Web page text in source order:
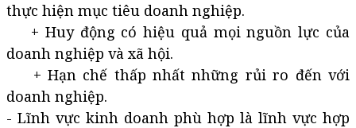
thực hiện mục tiêu doanh nghiệp.
+ Huy động có hiệu quả mọi nguồn lực của
doanh nghiệp và xã hội.
+ Hạn chế thấp nhất những rủi ro đến với
doanh nghiệp.
- Lĩnh vực kinh doanh phù hợp là lĩnh vực hợp